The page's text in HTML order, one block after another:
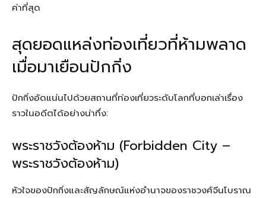
ค่าที่สุด
สุดยอดแหล่งท่องเที่ยวที่ห้ามพลาด
เมื่อมาเยือนปักกิ่ง
ปักกิ่งอัดแน่นไปด้วยสถานที่ท่องเที่ยวระดับโลกที่บอกเล่าเรื่อง
ราวในอดีตได้อย่างน่าทึ่ง:
พระราชวังต้องห้าม (Forbidden City –
พระราชวังต้องห้าม)
หัวใจของปักกิ่งและสัญลักษณ์แห่งอำนาจของราชวงศ์จีนโบราณ